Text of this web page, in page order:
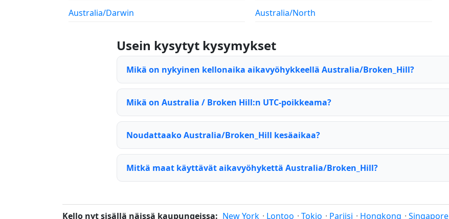
Australia/Darwin
Australia/North
Usein kysytyt kysymykset
Mikä on nykyinen kellonaika aikavyöhykkeellä Australia/Broken_Hill?
Mikä on Australia / Broken Hill:n UTC-poikkeama?
Noudattaako Australia/Broken_Hill kesäaikaa?
Mitkä maat käyttävät aikavyöhykettä Australia/Broken_Hill?
Kello nyt sisällä näissä kaupungeissa: New York · Lontoo · Tokio · Pariisi · Hongkong · Singapore